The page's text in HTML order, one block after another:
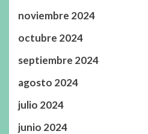
noviembre 2024
octubre 2024
septiembre 2024
agosto 2024
julio 2024
junio 2024